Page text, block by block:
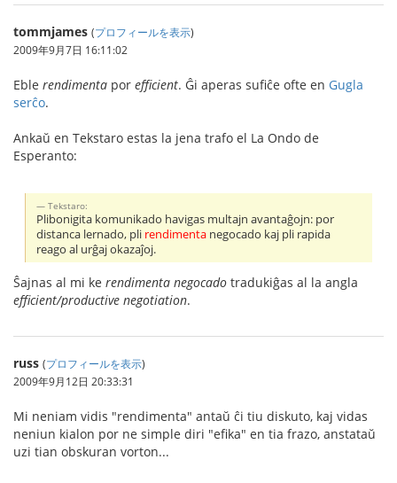
tommjames (プロフィールを表示)
2009年9月7日 16:11:02
Eble rendimenta por efficient. Ĝi aperas sufiĉe ofte en Gugla
serĉo.
Ankaŭ en Tekstaro estas la jena trafo el La Ondo de
Esperanto:
Tekstaro:
Plibonigita komunikado havigas multajn avantaĝojn: por
distanca lernado, pli rendimenta negocado kaj pli rapida
reago al urĝaj okazaĵoj.
Ŝajnas al mi ke rendimenta negocado tradukiĝas al la angla
efficient/productive negotiation.
russ (プロフィールを表示)
2009年9月12日 20:33:31
Mi neniam vidis "rendimenta" antaŭ ĉi tiu diskuto, kaj vidas
neniun kialon por ne simple diri "efika" en tia frazo, anstataŭ
uzi tian obskuran vorton...